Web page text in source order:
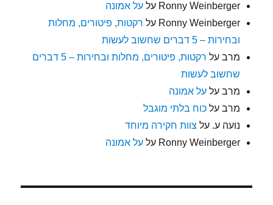
Ronny Weinberger עלעל אמונה
Ronny Weinberger על רקטות, פיטורים, מחלות
ובחירות – 5 דברים שחשוב לעשות
מרב על
רקטות, פיטורים, מחלות ובחירות – 5 דברים
שחשוב לעשות
מרב עלעל אמונה
מרב עלכוח בלתי מוגבל
נועה ע. על צוות חקירה מיוחד
Ronny Weinberger עלעל אמונה